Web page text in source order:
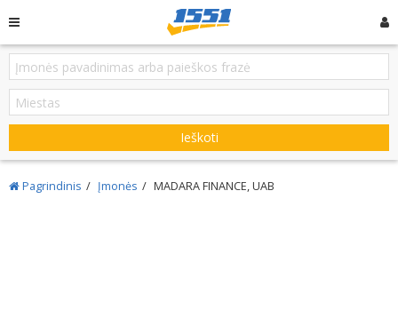
Ieškoti
Pagrindinis Įmonės MADARA FINANCE, UAB